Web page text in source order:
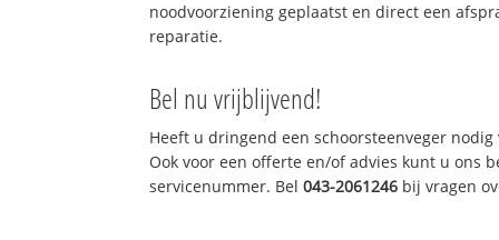
noodvoorziening geplaatst en direct een
reparatie.
Bel nu vrijblijvend!
Heeft u dringend een schoorsteenveger
Ook voor een offerte en/of advies kunt u ons
servicenummer. Bel043-2061246 bij vragen